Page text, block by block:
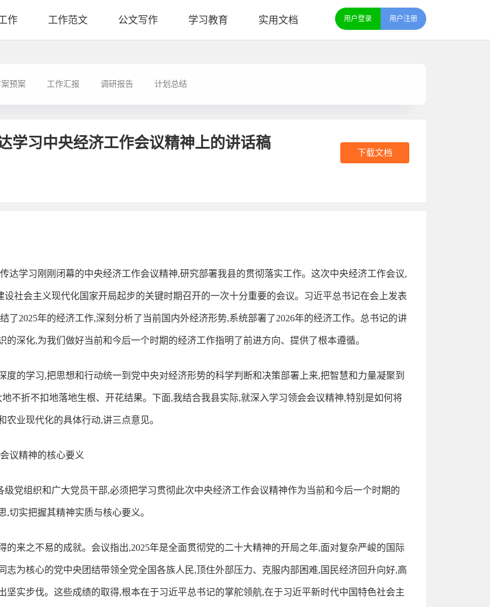
作 工作范文 公文写作 学习教育 实用文档 用户登录 用户注册
案预案 工作汇报 调研报告 计划总结
学习中央经济工作会议精神上的讲话稿
下载文档
达学习刚刚闭幕的中央经济工作会议精神,研究部署我县的贯彻落实工作。这次中央经济工作会议,
社会主义现代化国家开局起步的关键时期召开的一次十分重要的会议。习近平总书记在会上发表
了2025年的经济工作,深刻分析了当前国内外经济形势,系统部署了2026年的经济工作。总书记的讲
深化,为我们做好当前和今后一个时期的经济工作指明了前进方向、提供了根本遵循。
度的学习,把思想和行动统一到党中央对经济形势的科学判断和决策部署上来,把智慧和力量凝聚到
不折不扣地落地生根、开花结果。下面,我结合我县实际,就深入学习领会会议精神,特别是如何将
业现代化的具体行动,讲三点意见。
议精神的核心要义
党组织和广大党员干部,必须把学习贯彻此次中央经济工作会议精神作为当前和今后一个时期的
切实把握其精神实质与核心要义。
的来之不易的成就。会议指出,2025年是全面贯彻党的二十大精神的开局之年,面对复杂严峻的国际
为核心的党中央团结带领全党全国各族人民,顶住外部压力、克服内部困难,国民经济回升向好,高
坚实步伐。这些成绩的取得,根本在于习近平总书记的掌舵领航,在于习近平新时代中国特色社会主